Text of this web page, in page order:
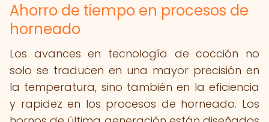
Ahorro de tiempo en procesos de
horneado
Los avances en tecnología de cocción no
solo se traducen en una mayor precisión en
la temperatura, sino también en la eficiencia
y rapidez en los procesos de horneado. Los